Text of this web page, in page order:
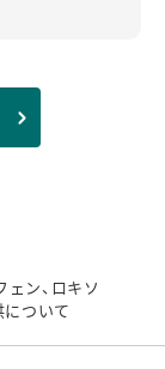
ン、ロキソ
について